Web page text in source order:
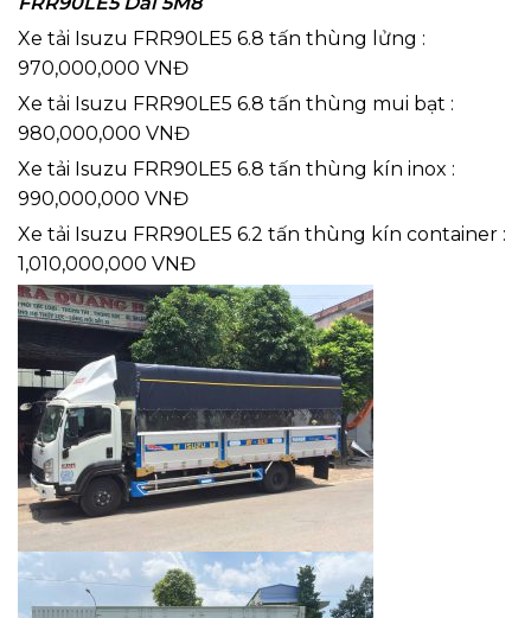
Xe tải Isuzu FRR90LE5 6.8 tấn thùng lửng :
970,000,000 VNĐ
Xe tải Isuzu FRR90LE5 6.8 tấn thùng mui bạt :
980,000,000 VNĐ
Xe tải Isuzu FRR90LE5 6.8 tấn thùng kín inox :
990,000,000 VNĐ
Xe tải Isuzu FRR90LE5 6.2 tấn thùng kín container :
1,010,000,000 VNĐ